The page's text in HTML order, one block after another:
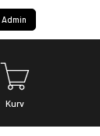
Admin
Kurv